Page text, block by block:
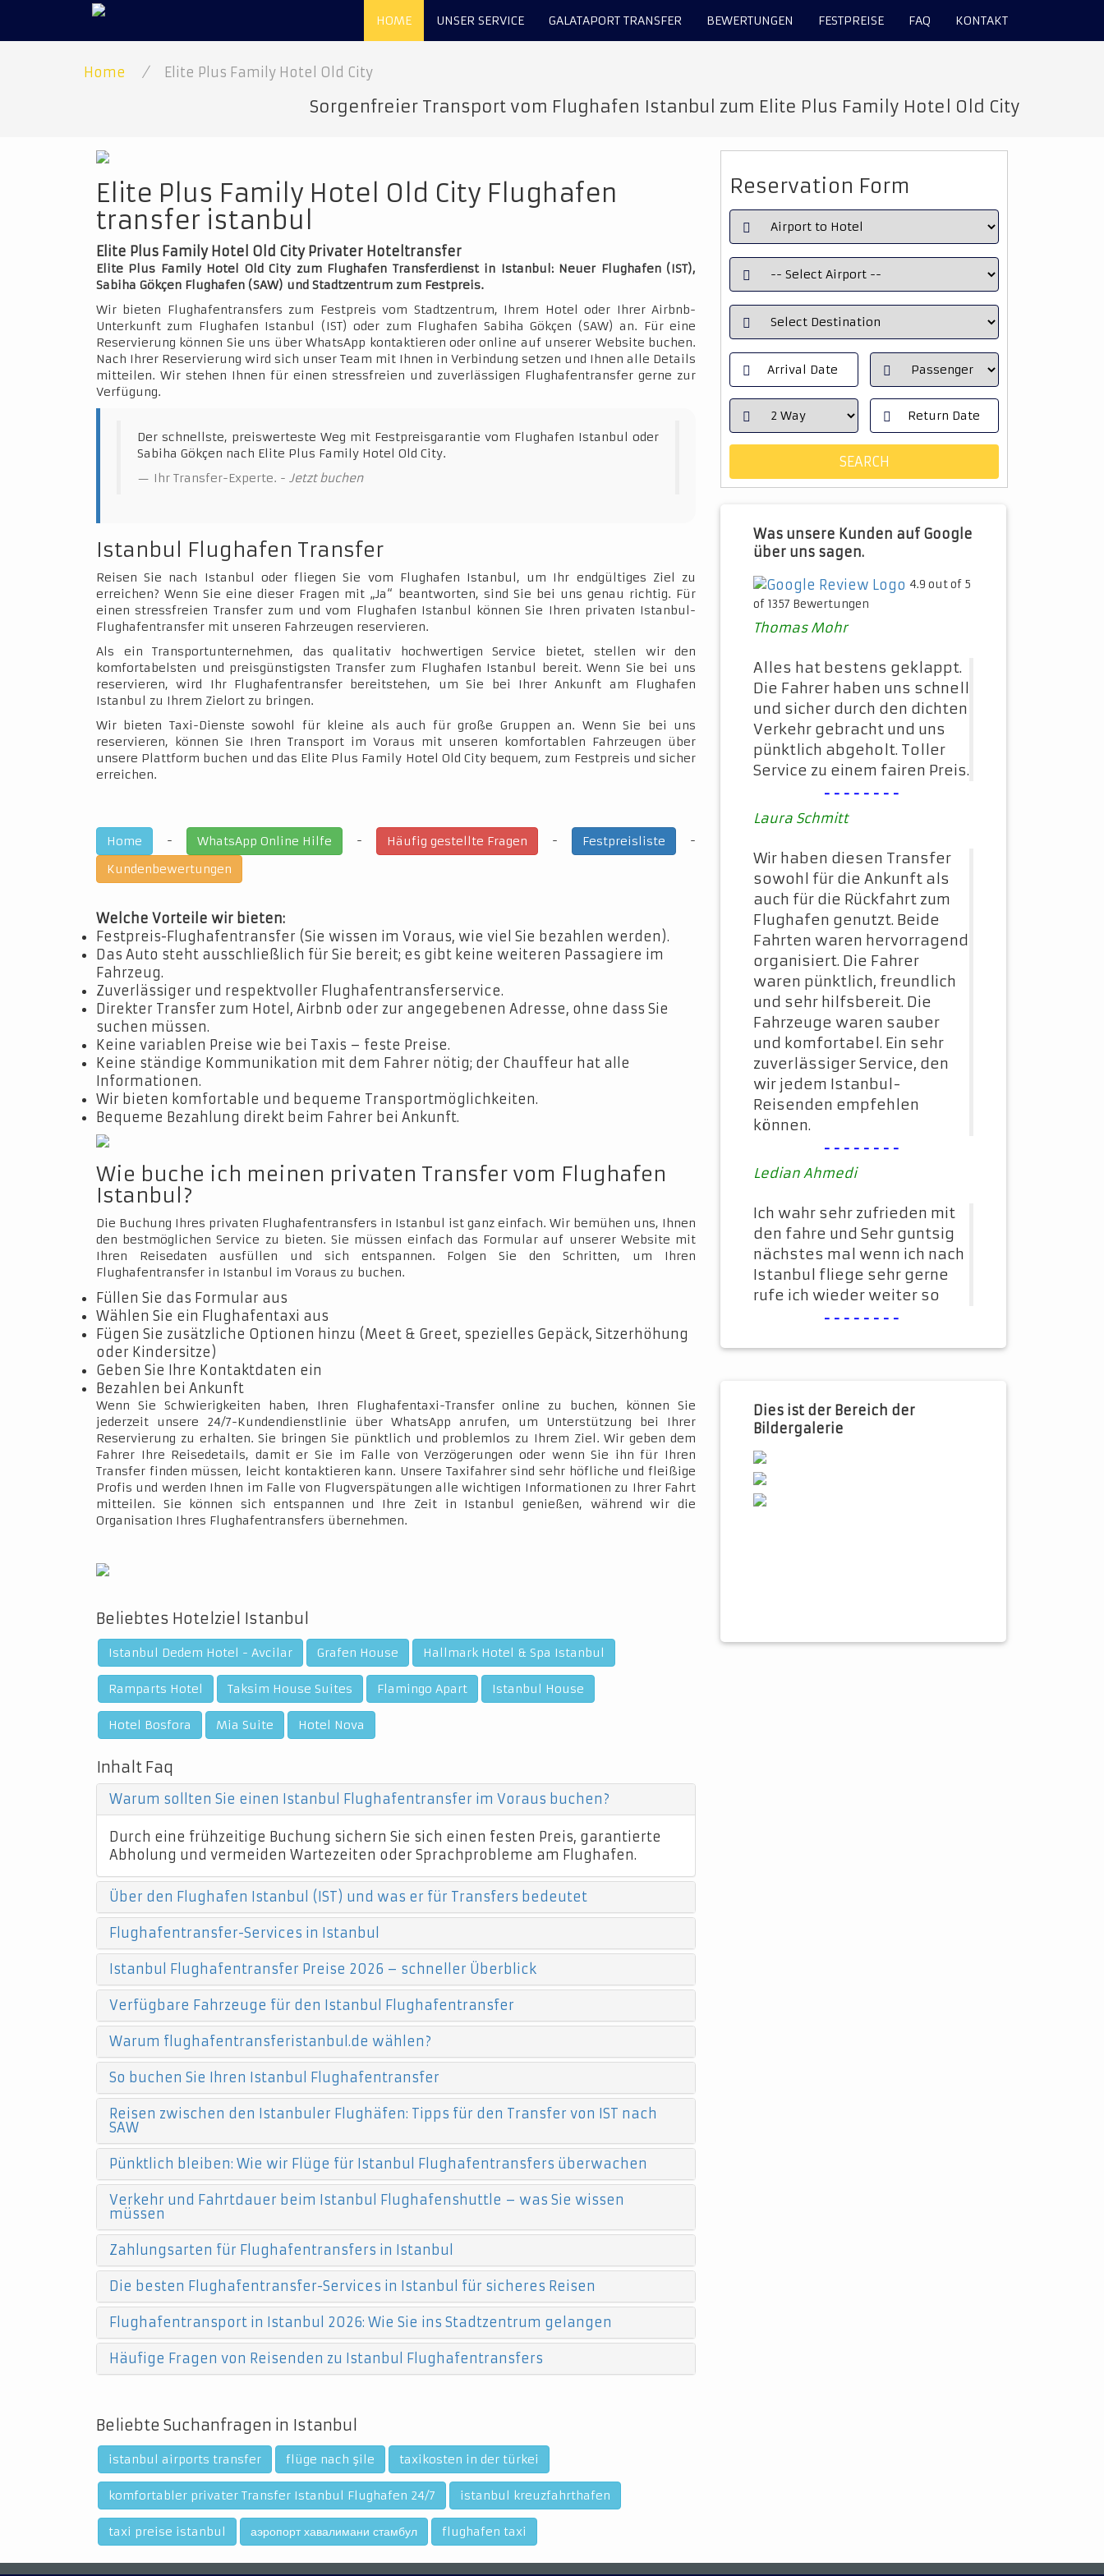
HOME UNSER SERVICE GALATAPORT TRANSFER BEWERTUNGEN FESTPREISE FAQ KONTAKT
Home / Elite Plus Family Hotel Old City
Sorgenfreier Transport vom Flughafen Istanbul zum Elite Plus Family Hotel Old City
Elite Plus Family Hotel Old City Flughafen
transfer istanbul
Elite Plus Family Hotel Old City Privater Hoteltransfer
Elite Plus Family Hotel Old City zum Flughafen Transferdienst in Istanbul: Neuer Flughafen (IST),
Sabiha Gökçen Flughafen (SAW) und Stadtzentrum zum Festpreis.
Wir bieten Flughafentransfers zum Festpreis vom Stadtzentrum, Ihrem Hotel oder Ihrer Airbnb-
Unterkunft zum Flughafen Istanbul (IST) oder zum Flughafen Sabiha Gökçen (SAW) an. Für eine
Reservierung können Sie uns über WhatsApp kontaktieren oder online auf unserer Website buchen.
Nach Ihrer Reservierung wird sich unser Team mit Ihnen in Verbindung setzen und Ihnen alle Details
mitteilen. Wir stehen Ihnen für einen stressfreien und zuverlässigen Flughafentransfer gerne zur
Verfügung.
Der schnellste, preiswerteste Weg mit Festpreisgarantie vom Flughafen Istanbul oder
Sabiha Gökçen nach Elite Plus Family Hotel Old City.
Ihr Transfer-Experte. - Jetzt buchen
Istanbul Flughafen Transfer
Reisen Sie nach Istanbul oder fliegen Sie vom Flughafen Istanbul, um Ihr endgültiges Ziel zu
erreichen? Wenn Sie eine dieser Fragen mit „Ja“ beantworten, sind Sie bei uns genau richtig. Für
einen stressfreien Transfer zum und vom Flughafen Istanbul können Sie Ihren privaten Istanbul-
Flughafentransfer mit unseren Fahrzeugen reservieren.
Als ein Transportunternehmen, das qualitativ hochwertigen Service bietet, stellen wir den
komfortabelsten und preisgünstigsten Transfer zum Flughafen Istanbul bereit. Wenn Sie bei uns
reservieren, wird Ihr Flughafentransfer bereitstehen, um Sie bei Ihrer Ankunft am Flughafen
Istanbul zu Ihrem Zielort zu bringen.
Wir bieten Taxi-Dienste sowohl für kleine als auch für große Gruppen an. Wenn Sie bei uns
reservieren, können Sie Ihren Transport im Voraus mit unseren komfortablen Fahrzeugen über
unsere Plattform buchen und das Elite Plus Family Hotel Old City bequem, zum Festpreis und sicher
erreichen.
Home - WhatsApp Online Hilfe - Häufig gestellte Fragen - Festpreisliste
-
Kundenbewertungen
Welche Vorteile wir bieten:
Festpreis-Flughafentransfer (Sie wissen im Voraus, wie viel Sie bezahlen werden).
Das Auto steht ausschließlich für Sie bereit; es gibt keine weiteren Passagiere im
Fahrzeug.
Zuverlässiger und respektvoller Flughafentransferservice.
Direkter Transfer zum Hotel, Airbnb oder zur angegebenen Adresse, ohne dass Sie
suchen müssen.
Keine variablen Preise wie bei Taxis – feste Preise.
Keine ständige Kommunikation mit dem Fahrer nötig; der Chauffeur hat alle
Informationen.
Wir bieten komfortable und bequeme Transportmöglichkeiten.
Bequeme Bezahlung direkt beim Fahrer bei Ankunft.
Wie buche ich meinen privaten Transfer vom Flughafen
Istanbul?
Die Buchung Ihres privaten Flughafentransfers in Istanbul ist ganz einfach. Wir bemühen uns, Ihnen
den bestmöglichen Service zu bieten. Sie müssen einfach das Formular auf unserer Website mit
Ihren Reisedaten ausfüllen und sich entspannen. Folgen Sie den Schritten, um Ihren
Flughafentransfer in Istanbul im Voraus zu buchen.
Füllen Sie das Formular aus
Wählen Sie ein Flughafentaxi aus
Fügen Sie zusätzliche Optionen hinzu (Meet & Greet, spezielles Gepäck, Sitzerhöhung
oder Kindersitze)
Geben Sie Ihre Kontaktdaten ein
Bezahlen bei Ankunft
Wenn Sie Schwierigkeiten haben, Ihren Flughafentaxi-Transfer online zu buchen, können Sie
jederzeit unsere 24/7-Kundendienstlinie über WhatsApp anrufen, um Unterstützung bei Ihrer
Reservierung zu erhalten. Sie bringen Sie pünktlich und problemlos zu Ihrem Ziel. Wir geben dem
Fahrer Ihre Reisedetails, damit er Sie im Falle von Verzögerungen oder wenn Sie ihn für Ihren
Transfer finden müssen, leicht kontaktieren kann. Unsere Taxifahrer sind sehr höfliche und fleißige
Profis und werden Ihnen im Falle von Flugverspätungen alle wichtigen Informationen zu Ihrer Fahrt
mitteilen. Sie können sich entspannen und Ihre Zeit in Istanbul genießen, während wir die
Organisation Ihres Flughafentransfers übernehmen.
Beliebtes Hotelziel Istanbul
Istanbul Dedem Hotel - Avcilar Grafen House Hallmark Hotel & Spa Istanbul
Ramparts Hotel Taksim House Suites Flamingo Apart Istanbul House
Hotel Bosfora Mia Suite Hotel Nova
Inhalt Faq
Warum sollten Sie einen Istanbul Flughafentransfer im Voraus buchen?
Durch eine frühzeitige Buchung sichern Sie sich einen festen Preis, garantierte
Abholung und vermeiden Wartezeiten oder Sprachprobleme am Flughafen.
Über den Flughafen Istanbul (IST) und was er für Transfers bedeutet
Flughafentransfer-Services in Istanbul
Istanbul Flughafentransfer Preise 2026 – schneller Überblick
Verfügbare Fahrzeuge für den Istanbul Flughafentransfer
Warum flughafentransferistanbul.de wählen?
So buchen Sie Ihren Istanbul Flughafentransfer
Reisen zwischen den Istanbuler Flughäfen: Tipps für den Transfer von IST nach
SAW
Pünktlich bleiben: Wie wir Flüge für Istanbul Flughafentransfers überwachen
Verkehr und Fahrtdauer beim Istanbul Flughafenshuttle – was Sie wissen
müssen
Zahlungsarten für Flughafentransfers in Istanbul
Die besten Flughafentransfer-Services in Istanbul für sicheres Reisen
Flughafentransport in Istanbul 2026: Wie Sie ins Stadtzentrum gelangen
Häufige Fragen von Reisenden zu Istanbul Flughafentransfers
Beliebte Suchanfragen in Istanbul
istanbul airports transfer flüge nach şile taxikosten in der türkei
komfortabler privater Transfer Istanbul Flughafen 24/7 istanbul kreuzfahrthafen
taxi preise istanbul аэропорт хавалимани стамбул flughafen taxi
Reservation Form
Was unsere Kunden auf Google
über uns sagen.
4.9 out of 5
of 1357 Bewertungen
Thomas Mohr
Alles hat bestens geklappt.
Die Fahrer haben uns schnell
und sicher durch den dichten
Verkehr gebracht und uns
pünktlich abgeholt. Toller
Service zu einem fairen Preis.
--------
Laura Schmitt
Wir haben diesen Transfer
sowohl für die Ankunft als
auch für die Rückfahrt zum
Flughafen genutzt. Beide
Fahrten waren hervorragend
organisiert. Die Fahrer
waren pünktlich, freundlich
und sehr hilfsbereit. Die
Fahrzeuge waren sauber
und komfortabel. Ein sehr
zuverlässiger Service, den
wir jedem Istanbul-
Reisenden empfehlen
können.
--------
Ledian Ahmedi
Ich wahr sehr zufrieden mit
den fahre und Sehr guntsig
nächstes mal wenn ich nach
Istanbul fliege sehr gerne
rufe ich wieder weiter so
--------
Dies ist der Bereich der
Bildergalerie